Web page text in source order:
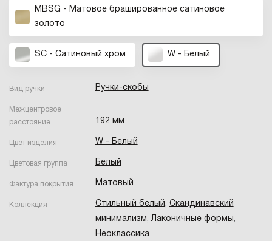
MBSG - Матовое брашированное сатиновое
золото
SC - Сатиновый хром W - Белый
Вид ручки Ручки-скобы
Межцентровое
расстояние
192 мм
Цвет изделия W - Белый
Цветовая группа Белый
Фактура покрытия Матовый
Коллекция Стильный белый, Скандинавский
минимализм,Лаконичные формы,
Неоклассика